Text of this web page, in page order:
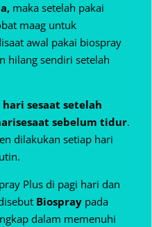
maka setelah pakai
maag untuk
awal pakai biospray
hilang sendiri setelah
hari sesaat setelah
sesaat sebelum tidur.
dilakukan setiap hari
Plus di pagi hari dan
Biospray pada
dalam memenuhi